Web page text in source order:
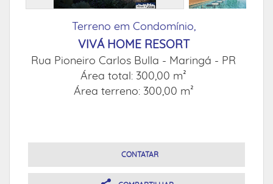
Terreno em Condomínio,
VIVÁ HOME RESORT
Rua Pioneiro Carlos Bulla - Maringá - PR
Área total: 300,00 m²
Área terreno: 300,00 m²
CONTATAR